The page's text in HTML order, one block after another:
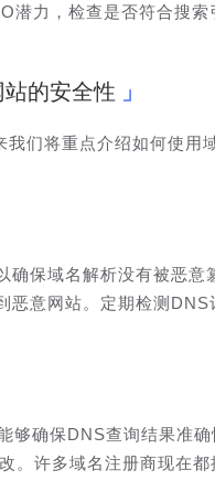
潜力，检查是否符合搜
的安全性
们将重点介绍如何使用
确保域名解析没有被恶
恶意网站。定期检测
够确保DNS查询结果准
。许多域名注册商现在